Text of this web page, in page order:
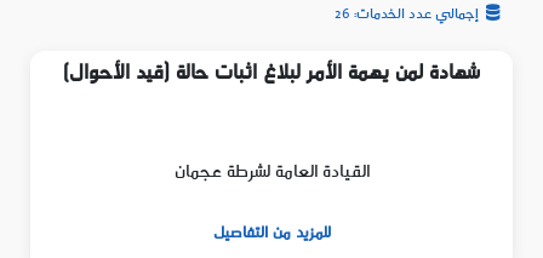
إجمالي عدد الخدمات: 26
شهادة لمن يهمة الأمر لبلاغ اثبات حالة (قيد الأحوال)
القيادة العامة لشرطة عجمان
للمزيد من التفاصيل